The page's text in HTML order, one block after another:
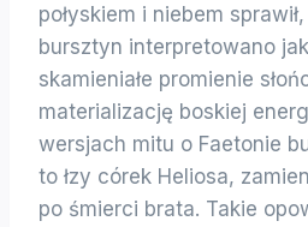
połyskiem i niebem
bursztyn interpretowano
skamieniałe promienie
materializację boskiej
wersjach mitu o Faetonie
to łzy córek Heliosa,
po śmierci brata. Takie